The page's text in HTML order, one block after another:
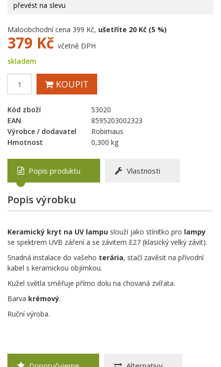
převést na slevu
Maloobchodní cena 399 Kč, ušetříte 20 Kč (5 %)
379 Kč včetně DPH
skladem
KOUPIT
Kód zboží
53020
EAN
8595203002323
Výrobce / dodavatel
Robimaus
Hmotnost
0,300 kg
Popis produktu Vlastnosti
Popis výrobku
Keramický kryt na UV lampu slouží jako stínítko pro lampy
se spektrem UVB záření a se závitem E27 (klasický velký závit).
Snadná instalace do vašeho terária, stačí zavěsit na přívodní
kabel s keramickou objímkou.
Kužel světla směřuje přímo dolu na chovaná zvířata.
Barva krémový.
Ruční výroba.